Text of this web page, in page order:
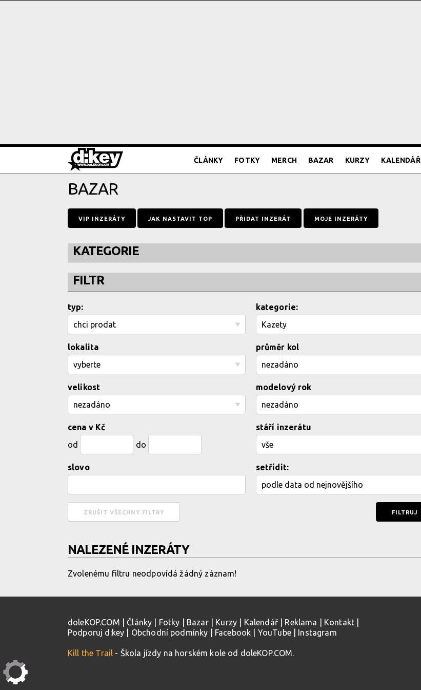
ČLÁNKY FOTKY MERCH BAZAR KURZY KALENDÁŘ
BAZAR
VIP INZERÁTY JAK NASTAVIT TOP PŘIDAT INZERÁT MOJE INZERÁTY
KATEGORIE
FILTR
typ: kategorie:
lokalita průměr kol
velikost modelový rok
cena v Kč
od
do
stáří inzerátu
slovo setřídit:
NALEZENÉ INZERÁTY
Zvolenému filtru neodpovídá žádný záznam!
doleKOP.COM Články Fotky Bazar| Kurzy Kalendář| Reklama Kontakt
Podporuj d:key
Obchodní podmínky Facebook YouTube| Instagram
Kill the Trail - Škola jízdy na horském kole od doleKOP.COM.